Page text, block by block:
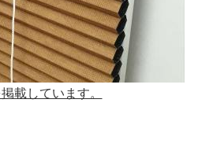
載しています。